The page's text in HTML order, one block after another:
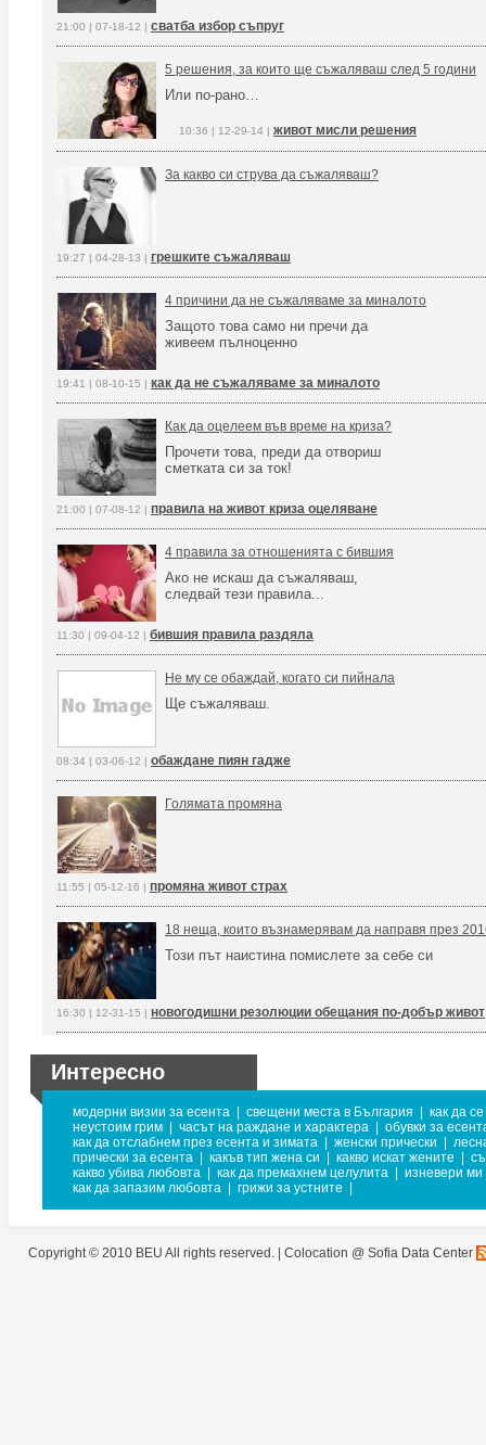
21:00 | 07-18-12 | сватба избор съпруг
5 решения, за които ще съжаляваш след 5 години
Или по-рано…
10:36 | 12-29-14 | живот мисли решения
За какво си струва да съжаляваш?
19:27 | 04-28-13 | грешките съжаляваш
4 причини да не съжаляваме за миналото
Защото това само ни пречи да
живеем пълноценно
19:41 | 08-10-15 | как да не съжаляваме за миналото
Как да оцелеем във време на криза?
Прочети това, преди да отвориш
сметката си за ток!
21:00 | 07-08-12 | правила на живот криза оцеляване
4 правила за отношенията с бившия
Ако не искаш да съжаляваш,
следвай тези правила...
11:30 | 09-04-12 | бившия правила раздяла
Не му се обаждай, когато си пийнала
Ще съжаляваш.
08:34 | 03-06-12 | обаждане пиян гадже
Голямата промяна
11:55 | 05-12-16 | промяна живот страх
18 неща, които възнамерявам да направя през
Този път наистина помислете за себе си
16:30 | 12-31-15 | новогодишни резолюции обещания по-добър живот
Интересно
модерни визии за есента свещени места в България
как да
неустоим грим
часът на раждане и характера
обувки за
как да отслабнем през есента и зимата
женски прически
прически за есента
какъв тип жена си какво искат жените
какво убива любовта
как да премахнем целулита
изневери ми
как да запазим любовта
грижи за устните
Copyright © 2010 BEU All rights reserved. | Colocation @ Sofia Data Center